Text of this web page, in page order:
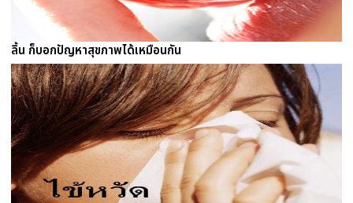
ลิ้น ก็บอกปัญหาสุขภาพได้เหมือนกัน